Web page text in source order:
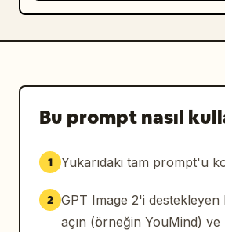
Bu prompt nasıl
1 Yukarıdaki tam prompt'u
2 GPT Image 2'i
açın (örneğin YouMind)